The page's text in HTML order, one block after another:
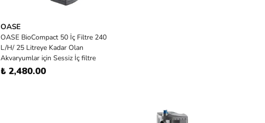
OASE
OASE BioCompact 50 İç Filtre 240
L/H/ 25 Litreye Kadar Olan
Akvaryumlar için Sessiz İç filtre
₺ 2,480.00